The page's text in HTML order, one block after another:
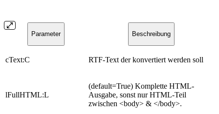
Parameter Beschreibung
cText:C RTF-Text der konvertiert werden soll
lFullHTML:L
(default=True) Komplette HTML-
Ausgabe, sonst nur HTML-Teil
zwischen <body> & </body>.